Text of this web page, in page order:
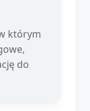
którym
do